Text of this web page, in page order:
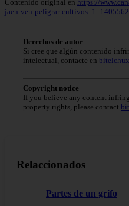
Contenido original en https://
jaen-ven-peligrar-
Derechos de autor
Si cree que algún contenido
intelectual, contacte en
Copyright notice
If you believe any content
property rights, please contact
Relaccionados
Partes de un grifo